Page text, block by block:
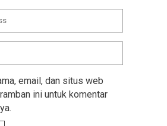
email, dan situs web
ini untuk komentar